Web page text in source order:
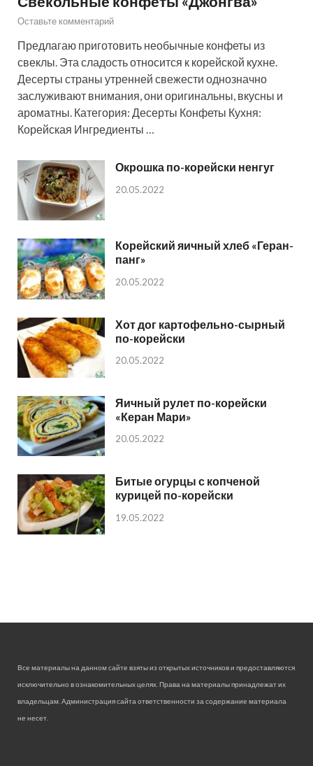
Оставьте комментарий
Предлагаю приготовить необычные конфеты из
свеклы. Эта сладость относится к корейской кухне.
Десерты страны утренней свежести однозначно
заслуживают внимания, они оригинальны, вкусны и
ароматны. Категория: Десерты Конфеты Кухня:
Корейская Ингредиенты …
Окрошка по-корейски ненгуг
20.05.2022
Корейский яичный хлеб «Геран-
панг»
20.05.2022
Хот дог картофельно-сырный
по-корейски
20.05.2022
Яичный рулет по-корейски
«Керан Мари»
20.05.2022
Битые огурцы с копченой
курицей по-корейски
19.05.2022
Все материалы на данном сайте взяты из открытых источников и предоставляются
исключительно в ознакомительных целях. Права на материалы принадлежат их
владельцам. Администрация сайта ответственности за содержание материала
не несет.